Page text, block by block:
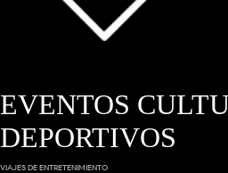
EVENTOS
DEPORTIVOS
VIAJES DE ENTRETENIMIENTO